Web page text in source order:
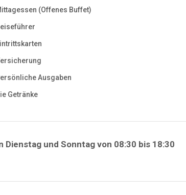
(Offenes Buffet)
Ausgaben
Getränke
Dienstag und Sonntag von 08:30 bis 18:30